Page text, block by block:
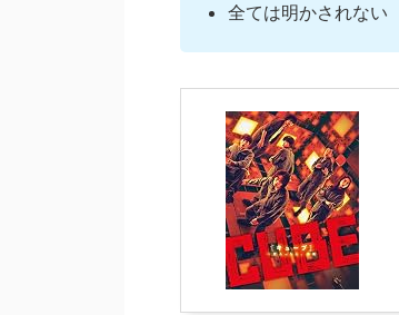
全ては明かされない